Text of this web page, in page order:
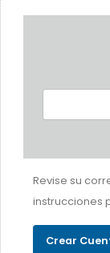
Revise su
instrucciones